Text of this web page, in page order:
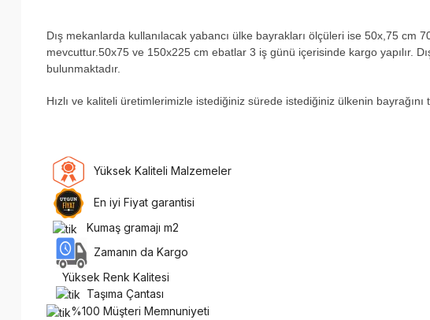
Dış mekanlarda kullanılacak yabancı ülke bayrakları ölçüleri ise 50x,75
mevcuttur.50x75 ve 150x225 cm ebatlar 3 iş günü içerisinde kargo yapılır.
bulunmaktadır.
Hızlı ve kaliteli üretimlerimizle istediğiniz sürede istediğiniz ülkenin bayrağını
Yüksek Kaliteli Malzemeler
En iyi Fiyat garantisi
Kumaş gramajı m2
Zamanın da Kargo
Yüksek Renk Kalitesi
Taşıma Çantası
%100 Müşteri Memnuniyeti